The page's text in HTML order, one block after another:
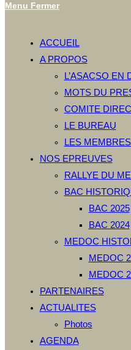
Menu Fermer
ACCUEIL
A PROPOS
L’ASACSO EN
MOTS DU
COMITE
LE BUREAU
LES
NOS EPREUVES
RALLYE DU
BAC
BAC 2025
BAC 2024
MEDOC
MEDOC
MEDOC
PARTENAIRES
ACTUALITES
Photos
AGENDA